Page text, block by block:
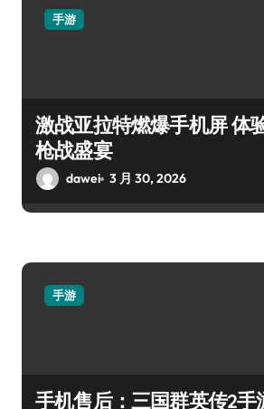
手游
激战亚拉特燃爆手机屏 体
枪战盛宴
dawei 3 月 30, 2026
手游
手机售后：三国群英传2手